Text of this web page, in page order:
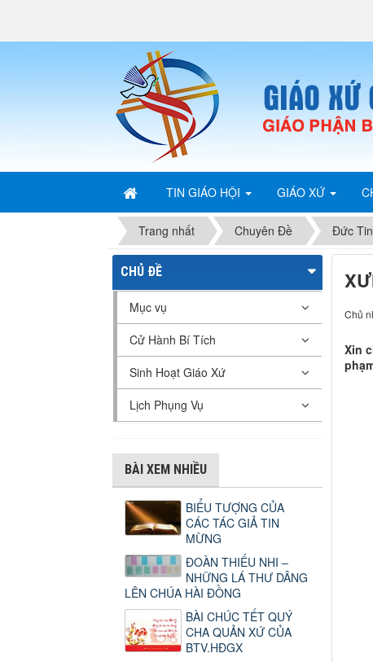
TIN GIÁO HỘI GIÁO XỨ
Trang nhất Chuyên Đề Đức
Chủ
Xin
CHỦ ĐỀ
Mục vụ
Cử Hành Bí Tích
Sinh Hoạt Giáo Xứ
Lịch Phụng Vụ
BÀI XEM NHIỀU
BIỂU TƯỢNG CỦA
CÁC TÁC GIẢ TIN
MỪNG
ĐOÀN THIẾU NHI –
NHỮNG LÁ THƯ DÂNG
LÊN CHÚA HÀI ĐỒNG
BÀI CHÚC TẾT QUÝ
CHA QUẢN XỨ CỦA
BTV.HĐGX